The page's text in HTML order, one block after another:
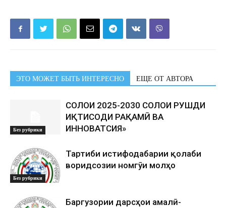
ЭТО МОЖЕТ БЫТЬ ИНТЕРЕСНО ЕЩЕ ОТ АВТОРА
Без рубрики
СОЛҲОИ 2025-2030 СОЛҲОИ РУШДИ
ИҚТИСОДИ РАҚАМӢ ВА
ИННОВАТСИЯ»
Без рубрики
Тартиби истифодабарии қолаби
воридсозии номгӯи молҳо
Баргузории дарсҳои амалӣ-